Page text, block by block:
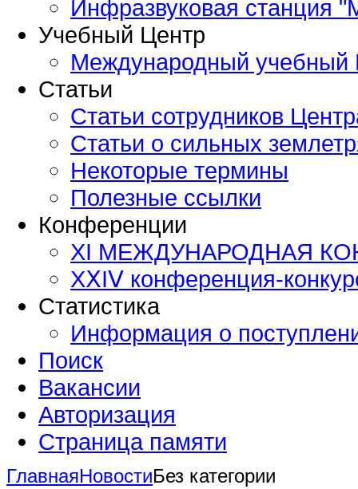
Инфразвуковая станция
Учебный Центр
Международный
Статьи
Статьи сотрудников
Статьи о сильных
Некоторые термины
Полезные ссылки
Конференции
XI МЕЖДУНАРОДНАЯ
ХⅩΙⅤ конференция-
Статистика
Информация о
Поиск
Вакансии
Авторизация
Страница памяти
ГлавнаяНовостиБез категории